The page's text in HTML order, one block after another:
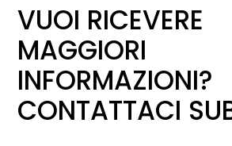
VUOI RICEVERE
MAGGIORI
INFORMAZIONI?
CONTATTACI